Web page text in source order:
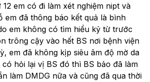
em có đi làm xét nghiệm nipt và
em đã thông báo kết quả là bình
em không có tìm hiểu kỷ từ trước
trông cậy vào hết BS nơi bệnh viện
em đã không kịp siêu âm độ mờ da
có hỏi lại vị BS đó thì BS bảo đã làm
làm DMDG nữa và cũng đã qua thời